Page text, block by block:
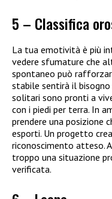
5 – Classifica
La tua emotività è più
vedere sfumature che
spontaneo può
stabile sentirà il
solitari sono pronti a
con i piedi per terra. In
prendere una posizione
esporti. Un progetto
riconoscimento atteso.
troppo una situazione
verificata.